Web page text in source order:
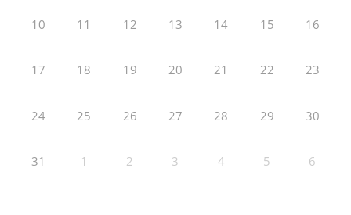
10 11 12 13 14 15 16
17 18 19 20 21 22 23
24 25 26 27 28 29 30
31 1 2 3 4 5 6